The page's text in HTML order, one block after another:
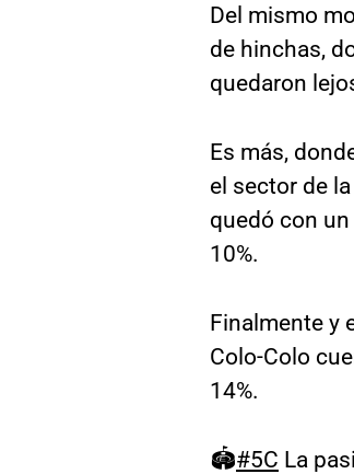
Del mismo
de hinchas,
quedaron
Es más,
el sector de
quedó con
10%.
Finalmente y
Colo-Colo
14%.
🏟️#5C La